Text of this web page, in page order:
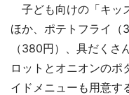
子ども向けの「キッ
ほか、ポテトフライ（
（380円）、具だく
ロットとオニオンの
イドメニューも用意す